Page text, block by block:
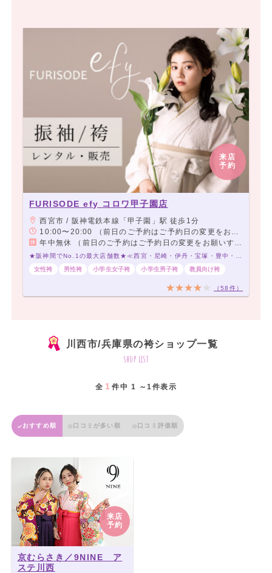
来店
予約
FURISODE efy コロワ甲子園店
西宮市 / 阪神電鉄本線「甲子園」駅 徒歩1分
10:00〜20:00 （前日のご予約はご予約日の変更をお願いする場合や、お待たせするお時間が発生する場合がございます）
年中無休 （前日のご予約はご予約日の変更をお願いする場合や、お待たせするお時間が発生する場合がございます）
女性袴
男性袴 小学生女子袴 小学生男子袴 教員向け袴
（58件）
川西市/兵庫県の袴ショップ一覧
shop list
全 1 件中 1 ～1件表示
おすすめ順 口コミが多い順 口コミ評価順
来店
予約
京むらさき／9NINE ア
ステ川西